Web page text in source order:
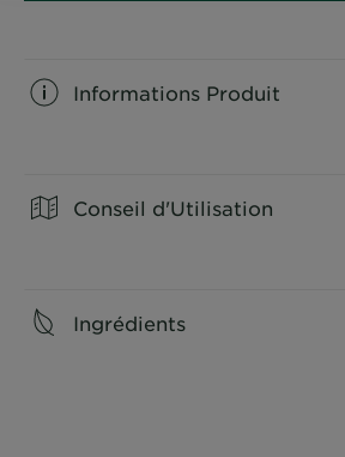
Informations Produit
Conseil d'Utilisation
Ingrédients